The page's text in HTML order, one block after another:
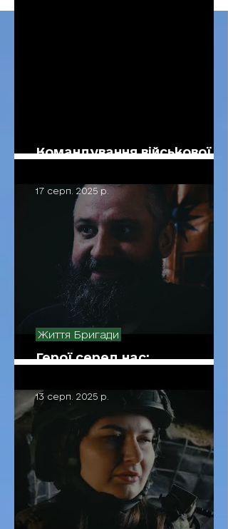
Командування військової
Герої серед нас:
Життя Бригади
17 серп. 2025 р.
13 серп. 2025 р.